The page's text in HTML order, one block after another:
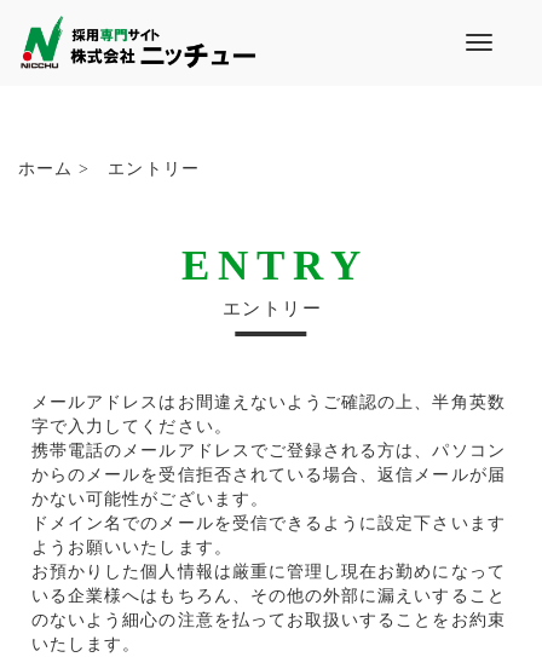
T
n
ホーム > エントリー
ENTRY
エントリー
メールアドレスはお間違えないようご確認の上、半角英数
字で入力してください。
携帯電話のメールアドレスでご登録される方は、パソコン
からのメールを受信拒否されている場合、返信メールが届
かない可能性がございます。
ドメイン名でのメールを受信できるように設定下さいます
ようお願いいたします。
お預かりした個人情報は厳重に管理し現在お勤めになって
いる企業様へはもちろん、その他の外部に漏えいすること
のないよう細心の注意を払ってお取扱いすることをお約束
いたします。